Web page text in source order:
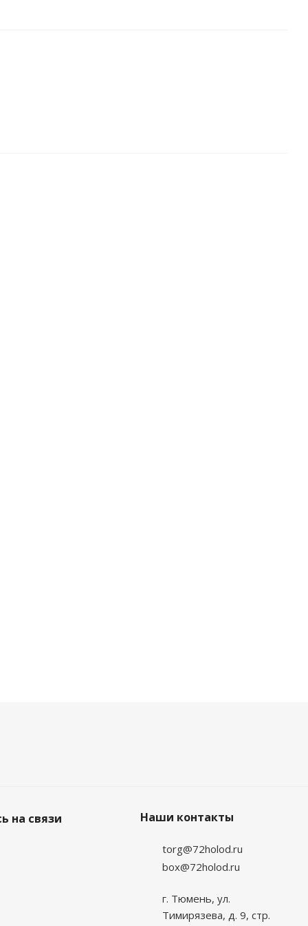
на связи Наши контакты
torg@72holod.ru
box@72holod.ru
г. Тюмень, ул.
Тимирязева, д. 9, стр.